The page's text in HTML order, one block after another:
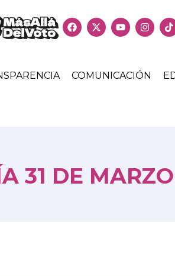
COMUNICACIÓN
31 DE